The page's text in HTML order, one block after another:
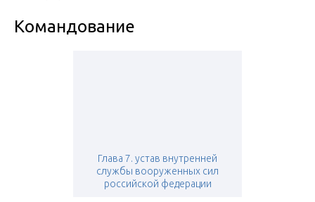
Командование
Глава 7. устав внутренней
службы вооруженных сил
российской федерации